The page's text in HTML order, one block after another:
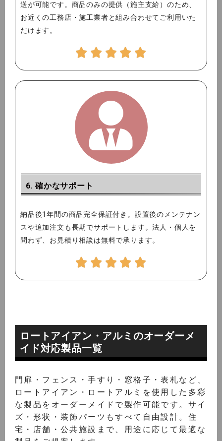
送が可能です。商品のみの提供（施主支給）のため、
お近くの工務店・施工業者と組み合わせてご利用いた
だけます。
6. 確かなサポート
納品後1年間の商品完全保証付き。設置後のメンテナン
スや追加注文も長期でサポートします。法人・個人を
問わず、お見積り相談は無料で承ります。
ロートアイアン・アルミのオーダーメ
イド対応製品一覧
門扉・フェンス・手すり・窓格子・表札など、
ロートアイアン・ロートアルミを使用した多彩
な製品をオーダーメイドで製作可能です。サイ
ズ・形状・装飾パーツもすべて自由設計。住
宅・店舗・公共施設まで、用途に応じて最適な